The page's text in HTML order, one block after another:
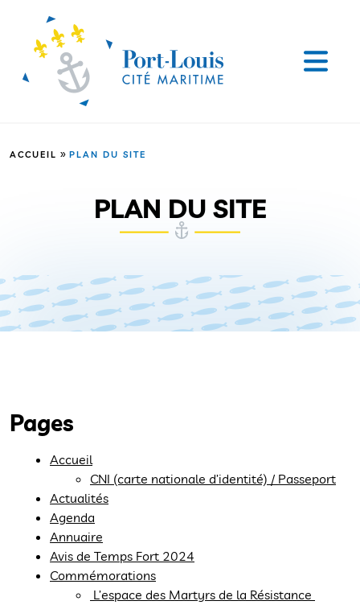
ACCUEIL » PLAN DU SITE
PLAN DU SITE
Pages
Accueil
CNI (carte nationale d’identité) / Passeport
Actualités
Agenda
Annuaire
Avis de Temps Fort 2024
Commémorations
L’espace des Martyrs de la Résistance